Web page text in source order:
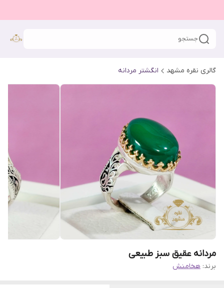
جستجو
گالری نقره مشهد انگشتر مردانه
مردانه عقیق سبز طبیعی
برند: هخامنش